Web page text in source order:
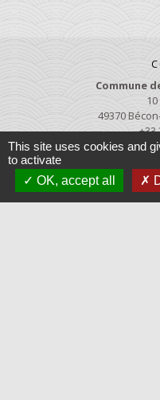
Commune
49370
+33
This site uses cookies and
to activate
OK, accept all